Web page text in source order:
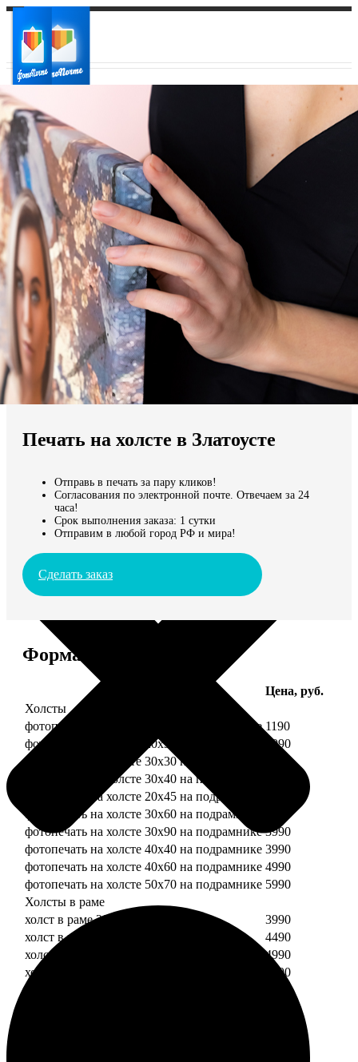
Ваш город:
Ваш регион доставки
Выберите из списка:
Мы доставляем по всему миру
Печать на холсте в Златоусте
Отправь в печать за пару кликов!
Согласования по электронной почте. Отвечаем за 24
часа!
Срок выполнения заказа: 1 сутки
Отправим в любой город РФ и мира!
Сделать заказ
Форматы и цены
Цена, руб.
Холсты
фотопечать на холсте 20х20 на подрамнике 1190
фотопечать на холсте 20х30 на подрамнике
1990
фотопечать на холсте 30х30 на подрамнике
фотопечать на холсте 30х40 на подрамнике
фотопечать на холсте 20х45 на подрамнике
фотопечать на холсте 30х60 на подрамнике
фотопечать на холсте 30х90 на подрамнике 3990
фотопечать на холсте 40х40 на подрамнике 3990
фотопечать на холсте 40х60 на подрамнике 4990
фотопечать на холсте 50х70 на подрамнике 5990
Холсты в раме
холст в раме 20х20
3990
холст в раме 20х30
4490
холст в раме 30х30
4990
холст в раме 30х40
5490